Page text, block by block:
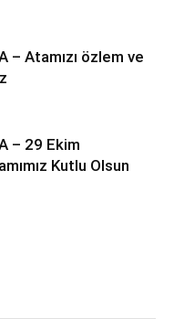
– Atamızı özlem ve
– 29 Ekim
Kutlu Olsun